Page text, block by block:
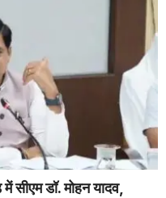
डॉ. मोहन यादव,